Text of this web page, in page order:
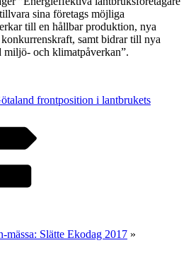
sina företags möjliga
till en hållbar produktion, nya
samt bidrar till nya
och klimatpåverkan”.
frontposition i lantbrukets
mässa: Slätte Ekodag 2017 »